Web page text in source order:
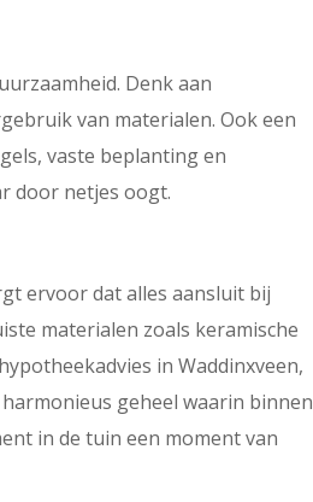
Denk aan
van materialen. Ook een
vaste beplanting en
door netjes oogt.
ervoor dat alles aansluit bij
materialen zoals keramische
in Waddinxveen,
geheel waarin binnen
in de tuin een moment van